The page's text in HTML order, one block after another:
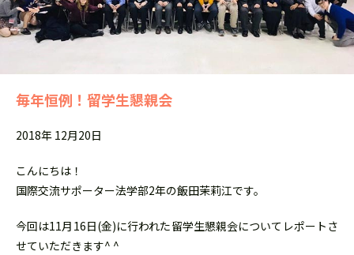
毎年恒例！留学生懇親会
2018年 12月20日
こんにちは！
国際交流サポーター法学部2年の飯田茉莉江です。
今回は11月16日(金)に行われた留学生懇親会についてレポートさ
せていただきます^ ^